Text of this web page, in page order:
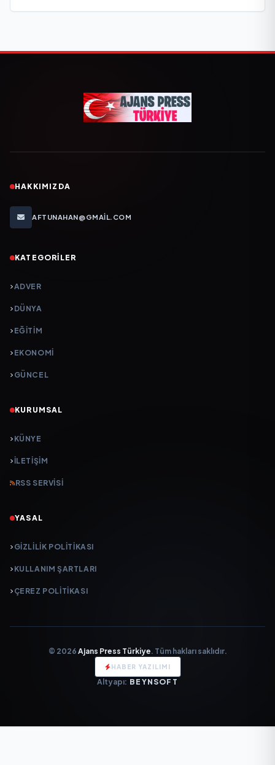
HAKKIMIZDA
AFTUNAHAN@GMAIL.COM
KATEGORILER
ADVER
DÜNYA
EĞİTİM
EKONOMİ
GÜNCEL
KURUMSAL
KÜNYE
İLETIŞIM
RSS SERVISI
YASAL
GIZLILIK POLITIKASI
KULLANIM ŞARTLARI
ÇEREZ POLITIKASI
© 2026 Ajans Press Türkiye. Tüm hakları saklıdır.
HABER YAZILIMI
Altyapı: BEYNSOFT